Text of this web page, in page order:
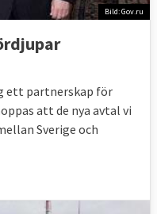
Bild: Gov.ru
ett partnerskap för
att de nya avtal vi
Sverige och